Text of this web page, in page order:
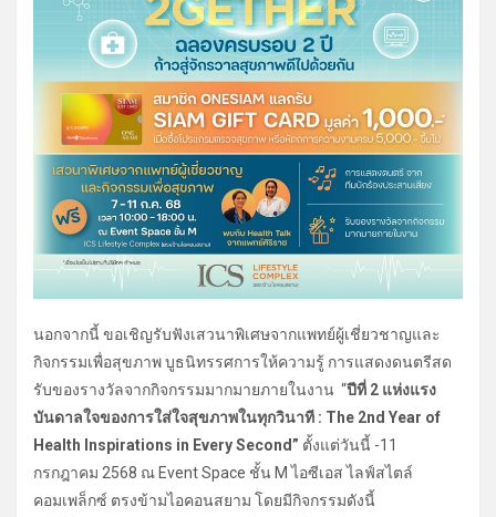
นอกจากนี้ ขอเชิญรับฟังเสวนาพิเศษจากแพทย์ผู้เชี่ยวชาญและ
กิจกรรมเพื่อสุขภาพ บูธนิทรรศการให้ความรู้ การแสดงดนตรีสด
รับของรางวัลจากกิจกรรมมากมายภายในงาน “ปีที่ 2 แห่งแรง
บันดาลใจของการใส่ใจสุขภาพในทุกวินาที : The 2nd Year of
Health Inspirations in Every Second” ตั้งแต่วันนี้ -11
กรกฎาคม 2568 ณ Event Space ชั้น M ไอซีเอส ไลฟ์สไตล์
คอมเพล็กซ์ ตรงข้ามไอคอนสยาม โดยมีกิจกรรมดังนี้